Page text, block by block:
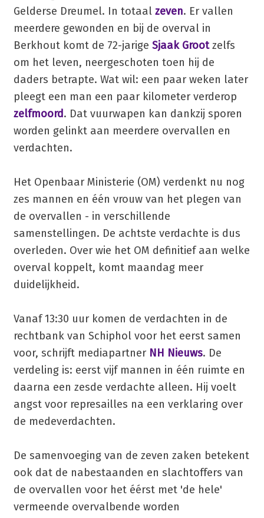
Gelderse Dreumel. In totaal zeven. Er vallen
meerdere gewonden en bij de overval in
Berkhout komt de 72-jarige Sjaak Grootzelfs
om het leven, neergeschoten toen hij de
daders betrapte. Wat wil: een paar weken later
pleegt een man een paar kilometer verderop
zelfmoord. Dat vuurwapen kan dankzij sporen
worden gelinkt aan meerdere overvallen en
verdachten.
Het Openbaar Ministerie (OM) verdenkt nu nog
zes mannen en één vrouw van het plegen van
de overvallen - in verschillende
samenstellingen. De achtste verdachte is dus
overleden. Over wie het OM definitief aan welke
overval koppelt, komt maandag meer
duidelijkheid.
Vanaf 13:30 uur komen de verdachten in de
rechtbank van Schiphol voor het eerst samen
voor, schrijft mediapartner NH Nieuws. De
verdeling is: eerst vijf mannen in één ruimte en
daarna een zesde verdachte alleen. Hij voelt
angst voor represailles na een verklaring over
de medeverdachten.
De samenvoeging van de zeven zaken betekent
ook dat de nabestaanden en slachtoffers van
de overvallen voor het éérst met 'de hele'
vermeende overvalbende worden